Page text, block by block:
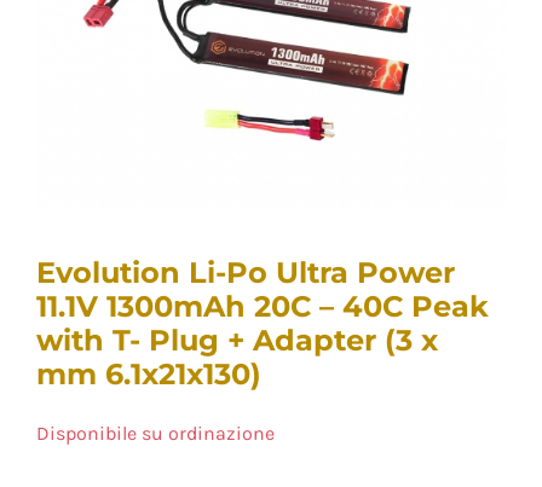
Evolution Li-Po Ultra Power
11.1V 1300mAh 20C – 40C Peak
with T- Plug + Adapter (3 x
mm 6.1x21x130)
Disponibile su ordinazione